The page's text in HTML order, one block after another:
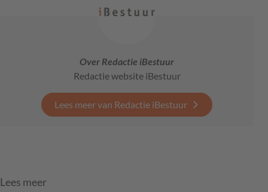
Over Redactie iBestuur
Redactie website iBestuur
Lees meer van Redactie iBestuur
Lees meer